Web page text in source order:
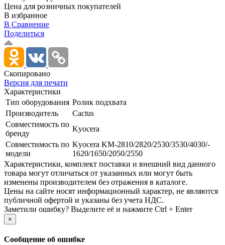
Цена для розничных покупателей
В избранное
В Сравнение
Поделиться
Скопировано
Версия для печати
Характеристики
Тип оборудования Ролик подхвата
Производитель
Cactus
Совместимость по
бренду
Kyocera
Совместимость по
модели
Kyocera KM-2810/­2820/­2530/­3530/­4030/­
1620/­1650/­2050/­2550
Xарактеристики, комплект поставки и внешний вид данного
товара могут отличаться от указанных или могут быть
изменены производителем без отражения в каталоге.
Цены на сайте носят информационный характер, не являются
публичной офертой и указаны без учета НДС.
Заметили ошибку? Выделите её и нажмите Ctrl + Enter
×
Сообщение об ошибке